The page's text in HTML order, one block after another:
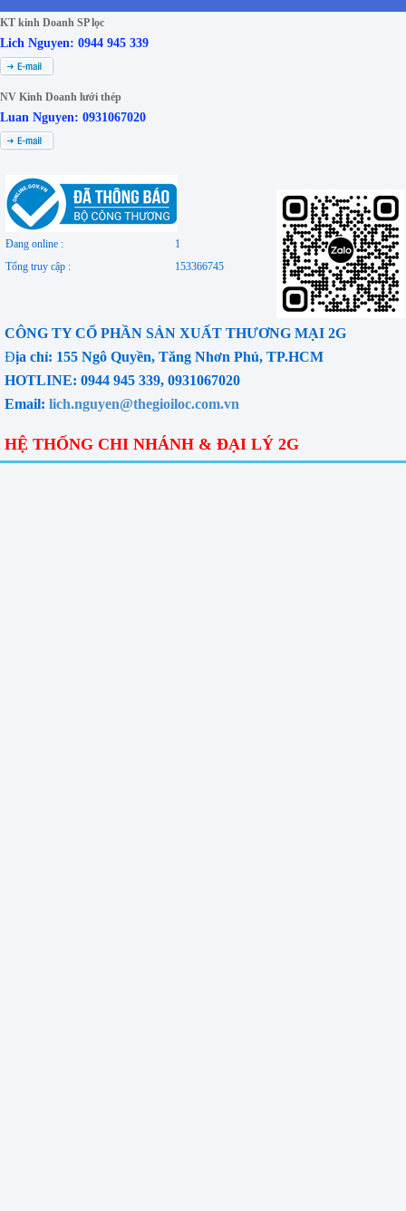
KT kinh Doanh SP lọc
Lich Nguyen: 0944 945 339
NV Kinh Doanh lưới thép
Luan Nguyen: 0931067020
Đang online :
1
Tổng truy cập :
153366745
CÔNG TY CỔ PHẦN SẢN XUẤT THƯƠNG MẠI 2G
Địa chỉ: 155 Ngô Quyền, Tăng Nhơn Phú, TP.HCM
HOTLINE: 0944 945 339, 0931067020
Email: lich.nguyen@thegioiloc.com.vn
HỆ THỐNG CHI NHÁNH & ĐẠI LÝ 2G